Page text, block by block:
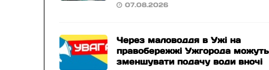
07.08.2026
Через маловоддя в Ужі на
правобережжі Ужгорода можуть
зменшувати подачу води вночі